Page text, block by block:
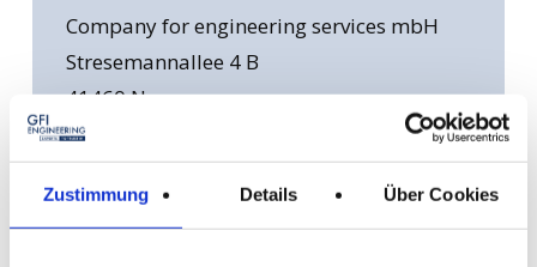
Zustimmung Details Über Cookies
Company for engineering services mbH
Stresemannallee 4 B
41460 Neuss
Phone: +49 2131 / 40685-0
Send e-mail